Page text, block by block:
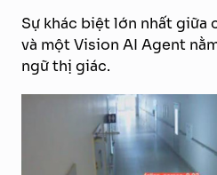
Sự khác biệt lớn nhất giữa
và một Vision AI Agent
ngữ thị giác.